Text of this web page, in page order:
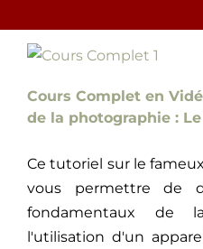
Cours Complet en
de la photographie :
Ce tutoriel sur le
vous permettre de
fondamentaux de
l'utilisation d'un